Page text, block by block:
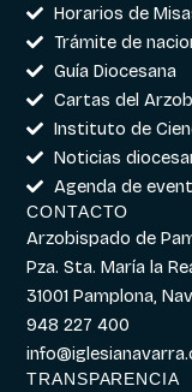
Horarios de
Trámite de
Guía Diocesana
Cartas del
Instituto de
Noticias
Agenda de
CONTACTO
Arzobispado de
Pza. Sta. María la
31001 Pamplona,
948 227 400
TRANSPARENCIA